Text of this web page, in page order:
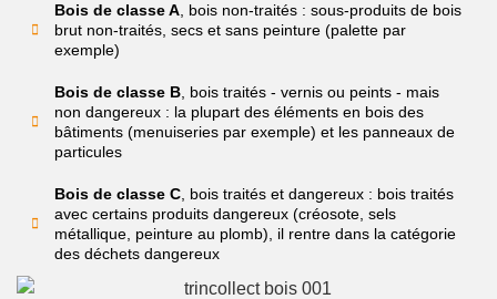
Bois de classe A, bois non-traités : sous-produits de bois
brut non-traités, secs et sans peinture (palette par
exemple)
Bois de classe B, bois traités - vernis ou peints - mais
non dangereux : la plupart des éléments en bois des
bâtiments (menuiseries par exemple) et les panneaux de
particules
Bois de classe C, bois traités et dangereux : bois traités
avec certains produits dangereux (créosote, sels
métallique, peinture au plomb), il rentre dans la catégorie
des déchets dangereux